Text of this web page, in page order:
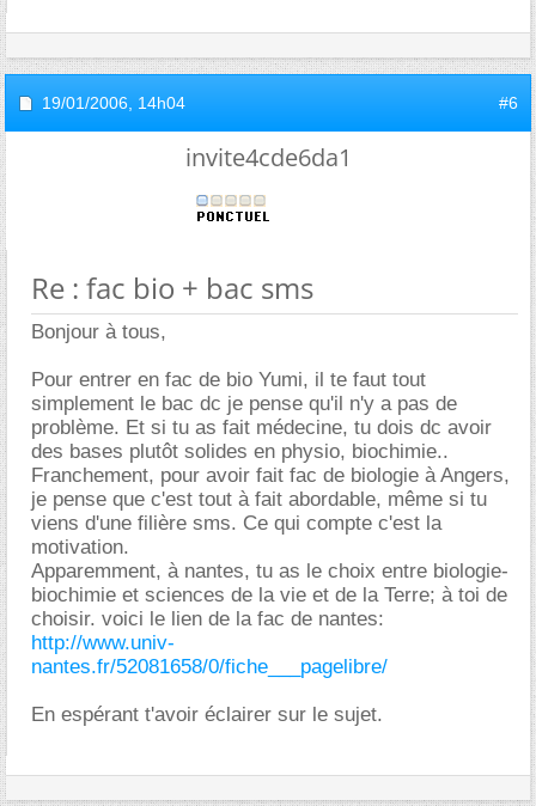
19/01/2006, 14h04 #6
invite4cde6da1
Re : fac bio + bac sms
Bonjour à tous,
Pour entrer en fac de bio Yumi, il te faut tout
simplement le bac dc je pense qu'il n'y a pas de
problème. Et si tu as fait médecine, tu dois dc avoir
des bases plutôt solides en physio, biochimie..
Franchement, pour avoir fait fac de biologie à Angers,
je pense que c'est tout à fait abordable, même si tu
viens d'une filière sms. Ce qui compte c'est la
motivation.
Apparemment, à nantes, tu as le choix entre biologie-
biochimie et sciences de la vie et de la Terre; à toi de
choisir. voici le lien de la fac de nantes:
http://www.univ-
nantes.fr/52081658/0/fiche___pagelibre/
En espérant t'avoir éclairer sur le sujet.